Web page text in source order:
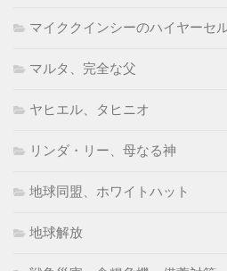
マイククインシーのハイヤーセ
マルタ、完全な父
ヤヒエル、タヒニオ
リンダ・リー、母なる神
地球同盟、ホワイトハット
地球解放